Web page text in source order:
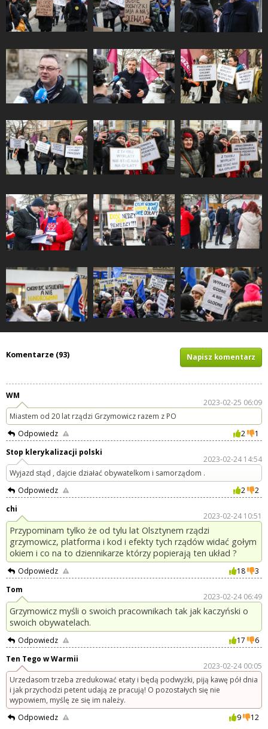
Komentarze (93) Napisz komentarz
WM
2023-02-25 06:09
Miastem od 20 lat rządzi Grzymowicz razem z PO
Odpowiedz
2
1
Stop klerykalizacji polski
2023-02-24 14:54
Wyjazd stąd , dajcie działać obywatelkom i samorządom .
Odpowiedz
2
2
chi
2023-02-24 10:51
Przypominam tylko że od tylu lat Olsztynem rządzi
grzymowicz, platforma i kod i efekty tych rządów widać gołym
okiem i co na to dziennikarze którzy popierają ten układ ?
Odpowiedz 18
3
Tom
2023-02-24 06:49
Grzymowicz myśli o swoich pracownikach tak jak kaczyński o
swoich obywatelach.
Odpowiedz 17
6
Ten Tego w Warmii
2023-02-24 00:05
Urzedasom trzeba zredukować etaty i będą podwyżki, piją kawę pół dnia
i jak przychodzi petent udają ze pracują! O pozostałych się nie
wypowiem, myślę ze się im należy.
Odpowiedz
9
12